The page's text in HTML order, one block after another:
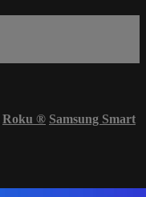
Roku ® Samsung Smart